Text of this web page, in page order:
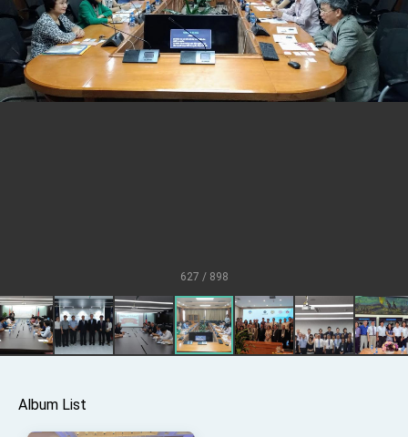
President Lai holds press conference on
Taiwan- US Economic Prosperity Partnership
Dialogue
FM Lin attends Taiwan Panorama exhibit at
TIBE
President Lai meets US delegation led by
Senator Ruben Gallego
Presidential Office thanks US President
Trump for signing Taiwan Assurance
Implementation Act
President Lai delivers 2025 National Day
Address
627 / 898
Album List